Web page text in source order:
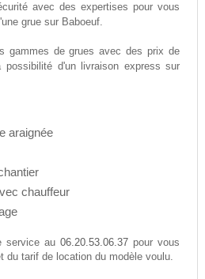
avec des expertises pour vous
grue sur Baboeuf.
gammes de grues avec des prix de
possibilité d'un livraison express sur
araignée
chauffeur
service au06.20.53.06.37 pour vous
du tarif de location du modèle voulu.